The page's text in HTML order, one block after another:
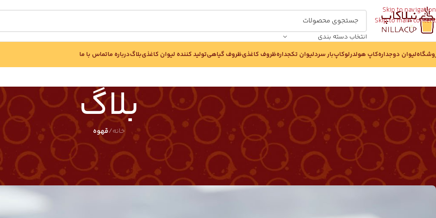
Skip to navigation
Skip to main content
انتخاب دسته بندی
لیوان دوجدارهکاپ هولدرلوکاپبار سردلیوان تکجدارهظروف کاغذیظروف گیاهیتولید کننده لیوان کاغذیبلاگدرباره ماتماس با ما
بلاگ
خانه/قهوه